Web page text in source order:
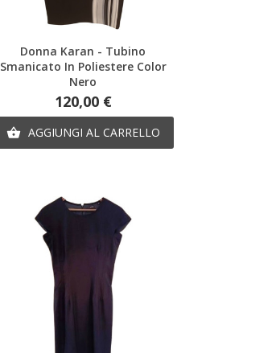
Anteprima
Donna Karan - Tubino
Smanicato In Poliestere Color
Nero
Prezzo
120,00 €
 AGGIUNGI AL CARRELLO